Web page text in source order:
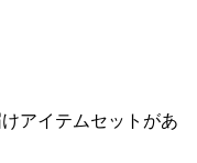
アイテムセットがあ